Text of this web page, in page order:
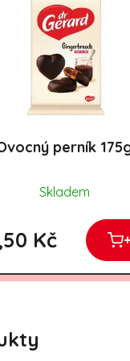
perník
Skladem
Kč